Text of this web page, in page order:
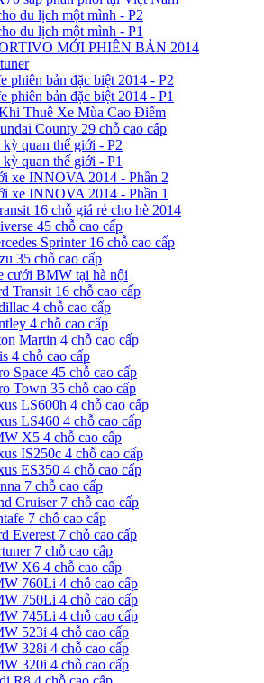
du lịch một mình - P2
du lịch một mình - P1
MỚI PHIÊN BẢN 2014
phiên bản đặc biệt 2014 - P2
phiên bản đặc biệt 2014 - P1
Thuê Xe Mùa Cao Điểm
County 29 chỗ cao cấp
quan thế giới - P2
quan thế giới - P1
xe INNOVA 2014 - Phần 2
xe INNOVA 2014 - Phần 1
16 chỗ giá rẻ cho hè 2014
45 chỗ cao cấp
Sprinter 16 chỗ cao cấp
35 chỗ cao cấp
cưới BMW tại hà nội
Transit 16 chỗ cao cấp
4 chỗ cao cấp
4 chỗ cao cấp
Martin 4 chỗ cao cấp
4 chỗ cao cấp
Space 45 chỗ cao cấp
Town 35 chỗ cao cấp
LS600h 4 chỗ cao cấp
LS460 4 chỗ cao cấp
X5 4 chỗ cao cấp
IS250c 4 chỗ cao cấp
ES350 4 chỗ cao cấp
7 chỗ cao cấp
Cruiser 7 chỗ cao cấp
7 chỗ cao cấp
Everest 7 chỗ cao cấp
7 chỗ cao cấp
X6 4 chỗ cao cấp
760Li 4 chỗ cao cấp
750Li 4 chỗ cao cấp
745Li 4 chỗ cao cấp
523i 4 chỗ cao cấp
328i 4 chỗ cao cấp
320i 4 chỗ cao cấp